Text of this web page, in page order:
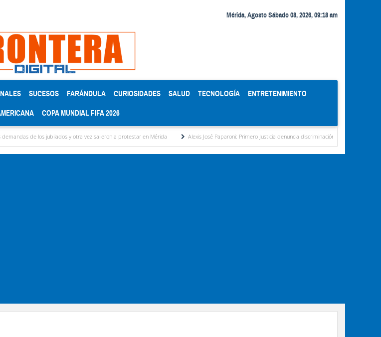
Mérida, Agosto Sábado 08, 2026, 09:18 am
SUCESOS FARÁNDULA CURIOSIDADES SALUD TECNOLOGÍA ENTRETENIMIENTO
COPA MUNDIAL FIFA 2026
y otra vez salieron a protestar en Mérida Alexis José Paparoni: Primero Justicia denuncia discriminación eléctrica en el interior del país